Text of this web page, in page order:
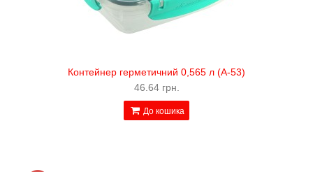
Контейнер герметичний 0,565 л (А-53)
46.64 грн.
До кошика